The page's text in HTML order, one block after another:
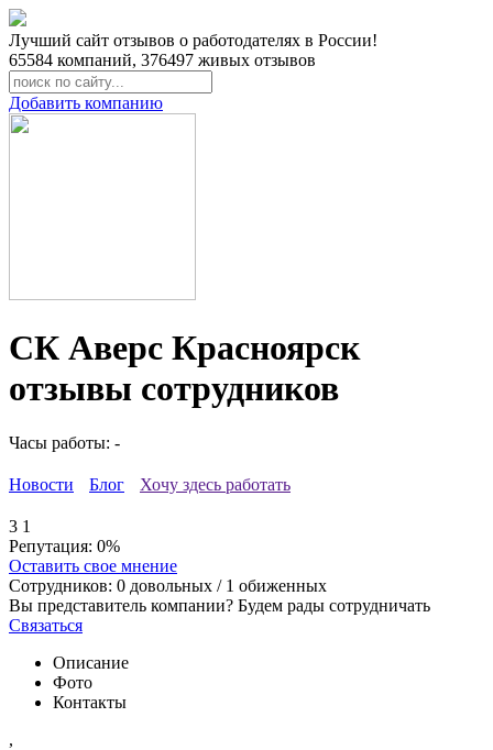
Лучший сайт отзывов о работодателях в России!
65584 компаний, 376497 живых отзывов
Добавить компанию
СК Аверс Красноярск
отзывы сотрудников
Часы работы: -
Новости Блог Хочу здесь работать
3 1
Репутация: 0%
Оставить свое мнение
Сотрудников: 0 довольных / 1 обиженных
Вы представитель компании? Будем рады сотрудничать
Связаться
Описание
Фото
Контакты
,